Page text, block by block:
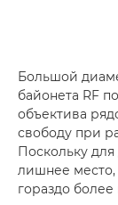
Большой
байонета RF
объектива
свободу при
Поскольку
лишнее место,
гораздо